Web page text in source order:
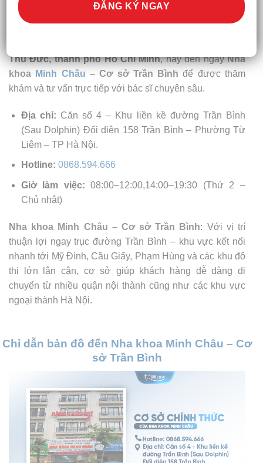
Đặt lịch tại Nha khoa Minh Châu – Cơ sở Trần
Bình
Thủ Đức, thành phố Hồ Chí Minh, hãy đến ngayNha
khoa Minh Châu – Cơ sở Trần Bình để được thăm
khám và tư vấn trực tiếp với bác sĩ chuyên sâu.
Địa chỉ: Căn số 4 – Khu liền kề đường Trần Bình
(Sau Dolphin) Đối diện 158 Trần Bình – Phường Từ
Liêm – TP Hà Nội.
Hotline: 0868.594.666
Giờ làm việc: 08:00–12:00,14:00–19:30 (Thứ 2 –
Chủ nhật)
Nha khoa Minh Châu – Cơ sở Trần Bình: Với vị trí
thuận lợi ngay trục đường Trần Bình – khu vực kết nối
nhanh tới Mỹ Đình, Cầu Giấy, Phạm Hùng và các khu đô
thị lớn lân cận, cơ sở giúp khách hàng dễ dàng di
chuyển từ nhiều quận nội thành cũng như các khu vực
ngoại thành Hà Nội.
Chỉ dẫn bản đồ đến Nha khoa Minh Châu – Cơ
sở Trần Bình